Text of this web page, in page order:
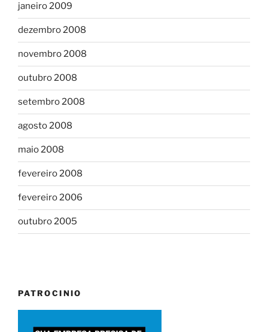
janeiro 2009
dezembro 2008
novembro 2008
outubro 2008
setembro 2008
agosto 2008
maio 2008
fevereiro 2008
fevereiro 2006
outubro 2005
PATROCINIO